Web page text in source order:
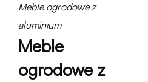
Meble ogrodowe z
aluminium
Meble
ogrodowe z